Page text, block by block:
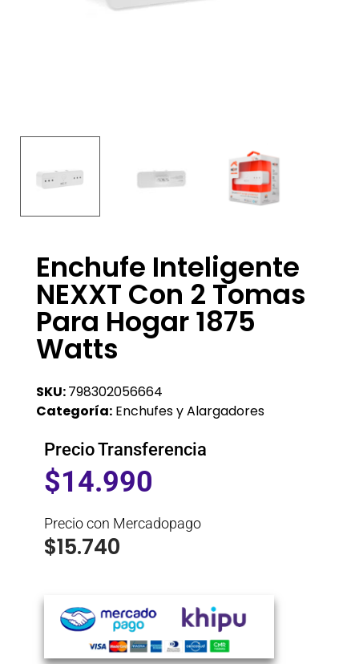
Enchufe Inteligente
NEXXT Con 2 Tomas
Para Hogar 1875
Watts
SKU:798302056664
Categoría: Enchufes y Alargadores
Precio Transferencia
$14.990
Precio con Mercadopago
$15.740